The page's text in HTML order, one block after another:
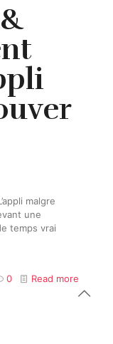
malgre
une
temps vrai
0 Read more